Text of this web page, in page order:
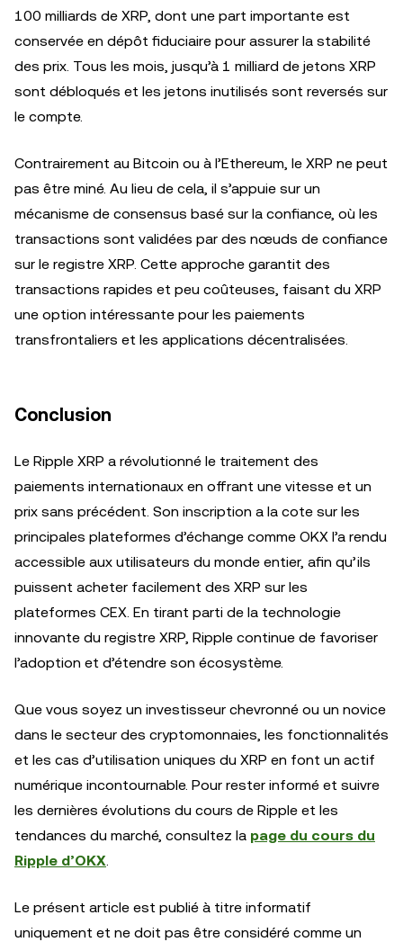
100 milliards de XRP, dont une part importante est
conservée en dépôt fiduciaire pour assurer la stabilité
des prix. Tous les mois, jusqu’à 1 milliard de jetons XRP
sont débloqués et les jetons inutilisés sont reversés sur
le compte.
Contrairement au Bitcoin ou à l’Ethereum, le XRP ne peut
pas être miné. Au lieu de cela, il s’appuie sur un
mécanisme de consensus basé sur la confiance, où les
transactions sont validées par des nœuds de confiance
sur le registre XRP. Cette approche garantit des
transactions rapides et peu coûteuses, faisant du XRP
une option intéressante pour les paiements
transfrontaliers et les applications décentralisées.
Conclusion
Le Ripple XRP a révolutionné le traitement des
paiements internationaux en offrant une vitesse et un
prix sans précédent. Son inscription a la cote sur les
principales plateformes d’échange comme OKX l’a rendu
accessible aux utilisateurs du monde entier, afin qu’ils
puissent acheter facilement des XRP sur les
plateformes CEX. En tirant parti de la technologie
innovante du registre XRP, Ripple continue de favoriser
l’adoption et d’étendre son écosystème.
Que vous soyez un investisseur chevronné ou un novice
dans le secteur des cryptomonnaies, les fonctionnalités
et les cas d’utilisation uniques du XRP en font un actif
numérique incontournable. Pour rester informé et suivre
les dernières évolutions du cours de Ripple et les
tendances du marché, consultez la page du cours du
Ripple d’OKX.
Le présent article est publié à titre informatif
uniquement et ne doit pas être considéré comme un